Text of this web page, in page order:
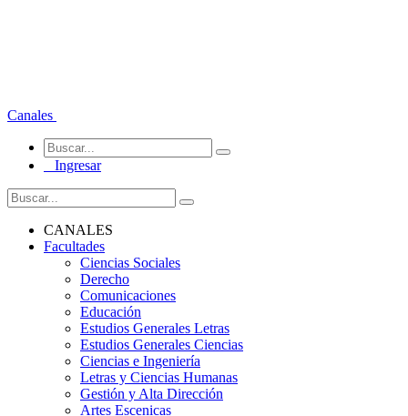
Canales
Ingresar
CANALES
Facultades
Ciencias Sociales
Derecho
Comunicaciones
Educación
Estudios Generales Letras
Estudios Generales Ciencias
Ciencias e Ingeniería
Letras y Ciencias Humanas
Gestión y Alta Dirección
Artes Escenicas